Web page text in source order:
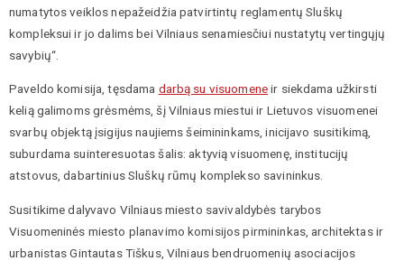
numatytos veiklos nepažeidžia patvirtintų reglamentų Sluškų
kompleksui ir jo dalims bei Vilniaus senamiesčiui nustatytų vertingųjų
savybių“.
Paveldo komisija, tęsdama darbą su visuomeneir siekdama užkirsti
kelią galimoms grėsmėms, šį Vilniaus miestui ir Lietuvos visuomenei
svarbų objektą įsigijus naujiems šeimininkams, inicijavo susitikimą,
suburdama suinteresuotas šalis: aktyvią visuomenę, institucijų
atstovus, dabartinius Sluškų rūmų komplekso savininkus.
Susitikime dalyvavo Vilniaus miesto savivaldybės tarybos
Visuomeninės miesto planavimo komisijos pirmininkas, architektas ir
urbanistas Gintautas Tiškus, Vilniaus bendruomenių asociacijos